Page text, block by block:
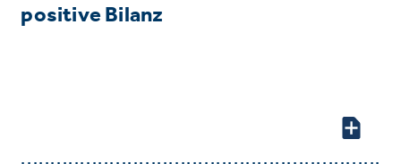
positive Bilanz